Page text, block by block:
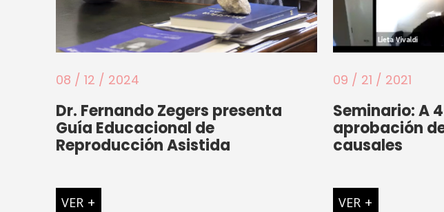
08 / 12 / 2024
Dr. Fernando Zegers presenta
Guía Educacional de
Reproducción Asistida
VER +
09 / 21 / 2021
Seminario: A
aprobación
causales
VER +